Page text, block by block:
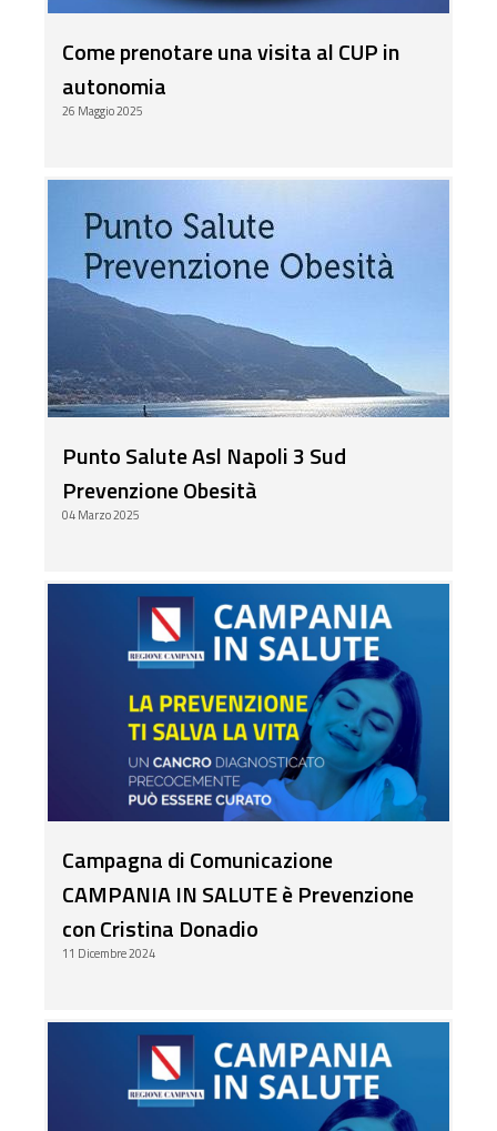
Come prenotare una visita al CUP in
autonomia
26 Maggio 2025
Punto Salute Asl Napoli 3 Sud
Prevenzione Obesità
04 Marzo 2025
Campagna di Comunicazione
CAMPANIA IN SALUTE è Prevenzione
con Cristina Donadio
11 Dicembre 2024